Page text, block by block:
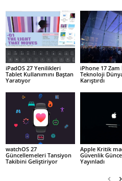
iPadOS 27 Yenilikleri
Tablet Kullanımını Baştan
Yaratıyor
iPhone 17 Zam
Teknoloji
Karıştırdı
watchOS 27
Güncellemeleri Tansiyon
Takibini Geliştiriyor
Apple Kritik
Güvenlik
Yayınladı